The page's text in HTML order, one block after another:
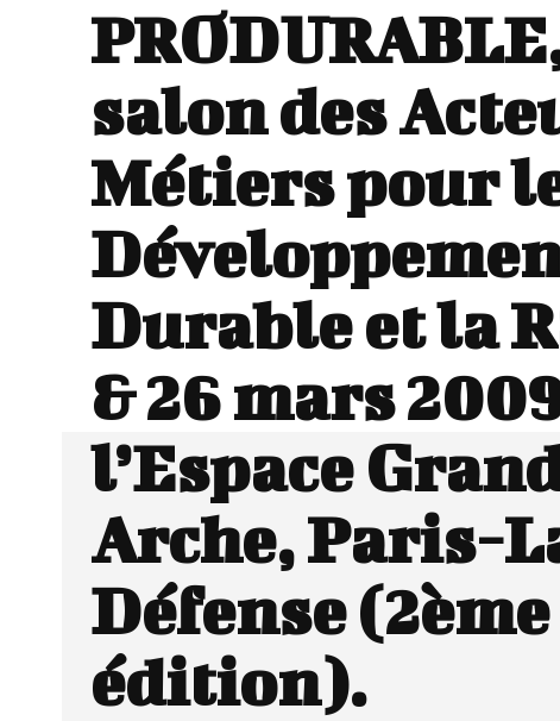
salon des
Métiers pour
Durable et la
& 26 mars
l’Espace
Arche, Paris-
Défense (2ème
édition).